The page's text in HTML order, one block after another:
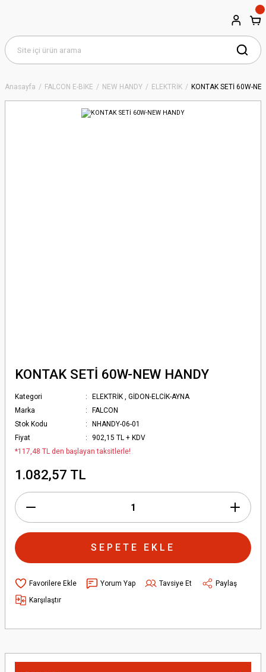
Anasayfa FALCON E-BİKE NEW HANDY ELEKTRİK KONTAK SETİ 60W-
KONTAK SETİ 60W-NEW HANDY
Kategori ELEKTRİK ,GİDON-ELCİK-AYNA
Marka
FALCON
Stok Kodu
NHANDY-06-01
Fiyat
902,15 TL + KDV
*117,48 TL den başlayan taksitlerle!
1.082,57 TL
SEPETE EKLE
Yorum Yap Tavsiye Et
Paylaş
Karşılaştır